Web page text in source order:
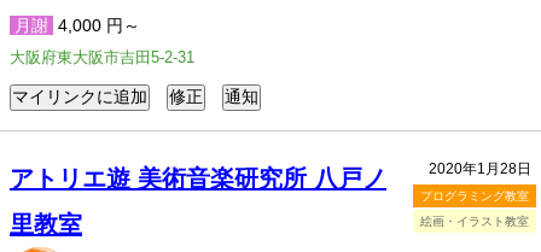
月謝 4,000 円～
大阪府東大阪市吉田5-2-31
2020年1月28日
プログラミング教室
絵画・イラスト教室
アトリエ遊 美術音楽研究所 八戸ノ
里教室